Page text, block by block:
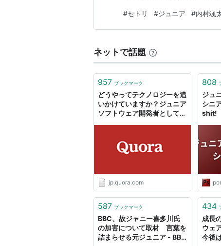
しい人〜？」客席「(大拍手)」
#セトリ #ジュニア #内村颯
ネットで話題
957 ブックマーク
どうやってテクノロジーを追
いかけていますか？ジュニア
ソフトウェア開発者として応
Dockerとか大量のことを要
求されました。もういっぱい
jp.quora.com
808
ジュ
シニ
shit!
587 ブックマーク
BBC、故ジャニー喜多川氏
の加害について取材 言葉を
詰まらせる元ジュニア - BBC
434
成長
ウェ
今後